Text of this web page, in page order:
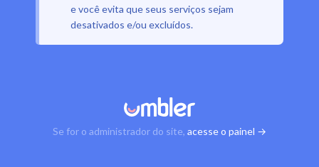
e você evita que seus serviços sejam
desativados e/ou excluídos.
Se for o administrador do site, acesse o painel →